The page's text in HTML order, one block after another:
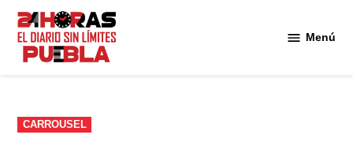
Saltar
contenido
Menú
PUBLICADO
EN
CARROUSEL